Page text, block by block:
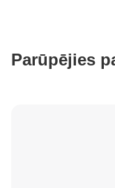
Parūpējies